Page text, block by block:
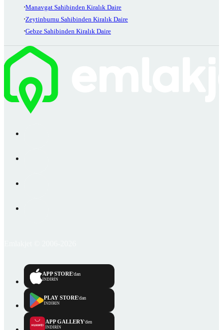
Manavgat Sahibinden Kiralık Daire
Zeytinburnu Sahibinden Kiralık Daire
Gebze Sahibinden Kiralık Daire
APP STORE'dan
İNDİRİN
PLAY STORE'dan
İNDİRİN
APP GALLERY'den
İNDİRİN